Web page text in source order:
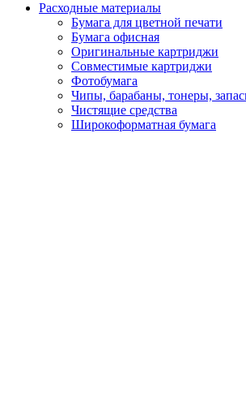
Расходные материалы
Бумага для цветной печати
Бумага офисная
Оригинальные картриджи
Совместимые картриджи
Фотобумага
Чипы, барабаны, тонеры,
Чистящие средства
Широкоформатная бумага